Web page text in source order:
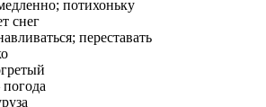
потихоньку
снег
переставать